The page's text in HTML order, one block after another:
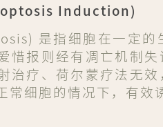
Induction)
是指细胞在一定的
惜报则经有凋亡机制
治疗、荷尔蒙疗法无
常细胞的情况下，有效